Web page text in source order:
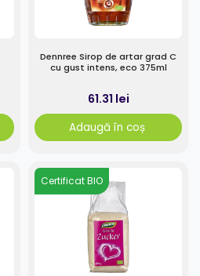
Dennree Sirop de artar grad C
cu gust intens, eco 375ml
61.31 lei
Adaugă în coș
Certificat BIO